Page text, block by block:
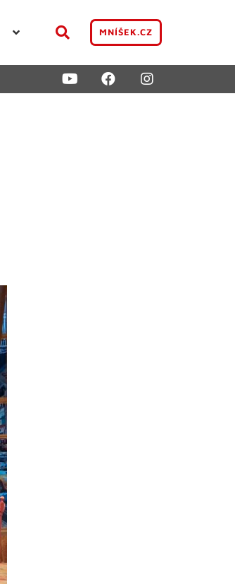
MNÍŠEK.CZ